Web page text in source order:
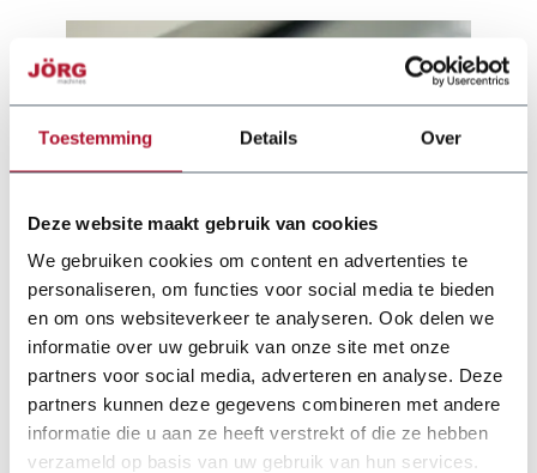
Toestemming Details Over
Deze website maakt gebruik van cookies
We gebruiken cookies om content en advertenties te
personaliseren, om functies voor social media te bieden
en om ons websiteverkeer te analyseren. Ook delen we
informatie over uw gebruik van onze site met onze
partners voor social media, adverteren en analyse. Deze
partners kunnen deze gegevens combineren met andere
informatie die u aan ze heeft verstrekt of die ze hebben
verzameld op basis van uw gebruik van hun services.